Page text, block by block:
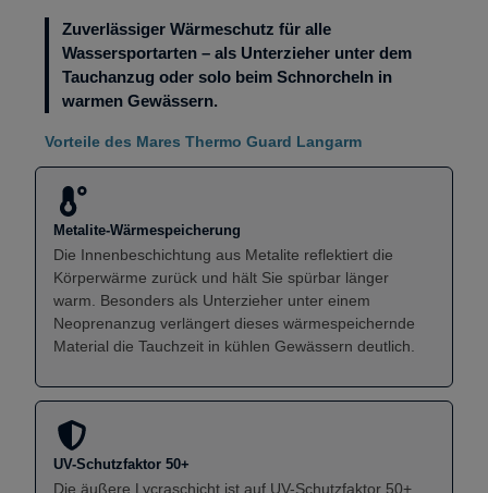
Zuverlässiger Wärmeschutz für alle
Wassersportarten – als Unterzieher unter dem
Tauchanzug oder solo beim Schnorcheln in
warmen Gewässern.
Vorteile des Mares Thermo Guard Langarm
Metalite-Wärmespeicherung
Die Innenbeschichtung aus Metalite reflektiert die
Körperwärme zurück und hält Sie spürbar länger
warm. Besonders als Unterzieher unter einem
Neoprenanzug verlängert dieses wärmespeichernde
Material die Tauchzeit in kühlen Gewässern deutlich.
UV-Schutzfaktor 50+
Die äußere Lycraschicht ist auf UV-Schutzfaktor 50+